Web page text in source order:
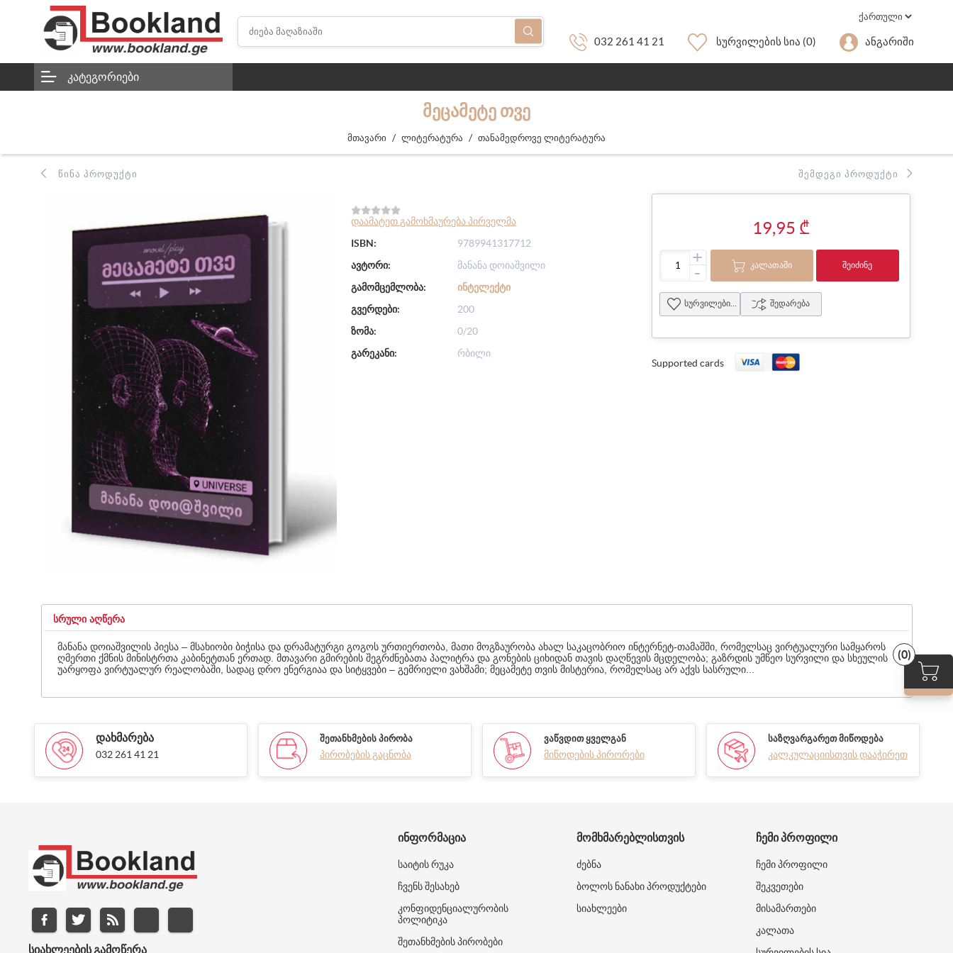
032 261 41 21 Სურვილების Სია (0) Ანგარიში
(0)
ᲙᲐᲢᲔᲒᲝᲠᲘᲔᲑᲘ
ᲛᲔᲪᲐᲛᲔᲢᲔ ᲗᲕᲔ
მთავარი / ლიტერატურა / თანამედროვე ლიტერატურა
ᲬᲘᲜᲐ ᲞᲠᲝᲓᲣᲥᲢᲘ ᲨᲔᲛᲓᲔᲒᲘ ᲞᲠᲝᲓᲣᲥᲢᲘ
დაამატეთ გამოხმაურება პირველმა
ISBN:
9789941317712
ავტორი:
მანანა დოიაშვილი
გამომცემლობა:
ᲘᲜᲢᲔᲚᲔᲥᲢᲘ
გვერდები:
200
ზომა:
0/20
გარეკანი:
რბილი
19,95 ₾
+
- ᲙᲐᲚᲐᲗᲐᲨᲘ ᲨᲔᲘᲫᲘᲜᲔ
სურვილების სია შედარება
Supported cards
ᲡᲠᲣᲚᲘ ᲐᲦᲬᲔᲠᲐ
მანანა დოიაშვილის პიესა – მსახიობი ბიჭისა და დრამატურგი გოგოს ურთიერთობა, მათი მოგზაურობა ახალ საკაცობრიო ინტერნეტ-თამაშში, რომელსაც ვირტუალური სამყაროს
ღმერთი ქმნის მინისტრთა კაბინეტთან ერთად. მთავარი გმირების შეგრძნებათა პალიტრა და გონების ციხიდან თავის დაღწევის მცდელობა; გაზრდის უმწეო სურვილი და სხეულის
უარყოფა ვირტუალურ რეალობაში, სადაც დრო ენერგიაა და სიტყვები – გემრიელი ვახშამი; მეცამეტე თვის მისტერია, რომელსაც არ აქვს სასრული...
ᲓᲐᲮᲛᲐᲠᲔᲑᲐ
032 261 41 21
ᲨᲔᲗᲐᲜᲮᲛᲔᲑᲘᲡ ᲞᲘᲠᲝᲑᲐ
პირობების გაცნობა
ᲕᲐᲬᲕᲓᲘᲗ ᲧᲕᲔᲚᲒᲐᲜ
მიწოდების პირორები
ᲡᲐᲖᲦᲕᲐᲠᲒᲐᲠᲔᲗ ᲛᲘᲬᲝᲓᲔᲑᲐ
კალკულაციისთვის დააჭირეთ
ᲡᲘᲐᲮᲚᲔᲔᲑᲘᲡ ᲒᲐᲛᲝᲬᲔᲠᲐ
ᲘᲜᲤᲝᲠᲛᲐᲪᲘᲐ
საიტის რუკა
ჩვენს შესახებ
კონფიდენციალურობის
პოლიტიკა
შეთანხმების პირობები
ᲛᲝᲛᲮᲛᲐᲠᲔᲑᲚᲘᲡᲗᲕᲘᲡ
ძებნა
ბოლოს ნანახი პროდუქტები
სიახლეები
ᲩᲔᲛᲘ ᲞᲠᲝᲤᲘᲚᲘ
ჩემი პროფილი
შეკვეთები
მისამართები
კალათა